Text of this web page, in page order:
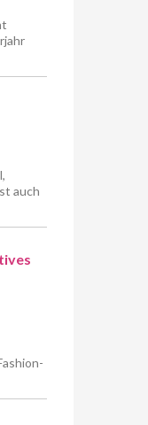
auch